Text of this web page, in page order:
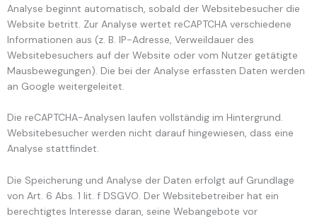
Analyse beginnt automatisch, sobald der Websitebesucher die
Website betritt. Zur Analyse wertet reCAPTCHA verschiedene
Informationen aus (z. B. IP-Adresse, Verweildauer des
Websitebesuchers auf der Website oder vom Nutzer getätigte
Mausbewegungen). Die bei der Analyse erfassten Daten werden
an Google weitergeleitet.
Die reCAPTCHA-Analysen laufen vollständig im Hintergrund.
Websitebesucher werden nicht darauf hingewiesen, dass eine
Analyse stattfindet.
Die Speicherung und Analyse der Daten erfolgt auf Grundlage
von Art. 6 Abs. 1 lit. f DSGVO. Der Websitebetreiber hat ein
berechtigtes Interesse daran, seine Webangebote vor